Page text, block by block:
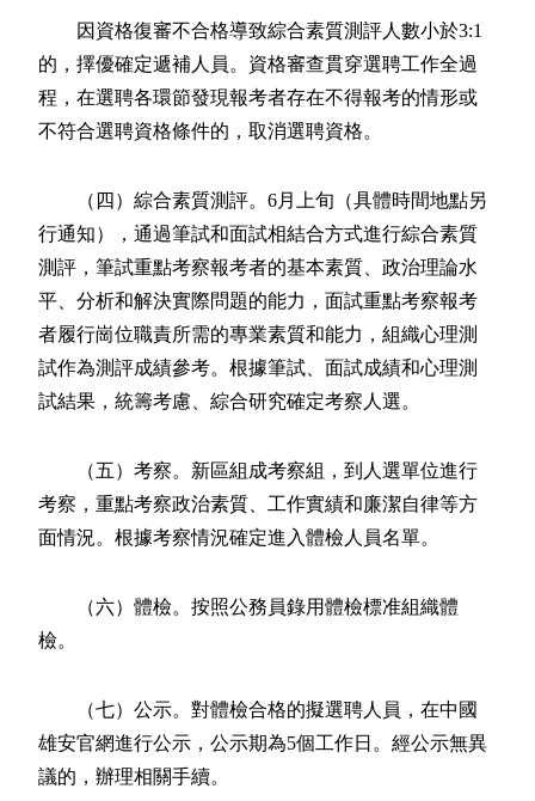
因資格復審不合格導致綜合素質測評人數小於3:1
的，擇優確定遞補人員。資格審查貫穿選聘工作全過
程，在選聘各環節發現報考者存在不得報考的情形或
不符合選聘資格條件的，取消選聘資格。
（四）綜合素質測評。6月上旬（具體時間地點另
行通知），通過筆試和面試相結合方式進行綜合素質
測評，筆試重點考察報考者的基本素質、政治理論水
平、分析和解決實際問題的能力，面試重點考察報考
者履行崗位職責所需的專業素質和能力，組織心理測
試作為測評成績參考。根據筆試、面試成績和心理測
試結果，統籌考慮、綜合研究確定考察人選。
（五）考察。新區組成考察組，到人選單位進行
考察，重點考察政治素質、工作實績和廉潔自律等方
面情況。根據考察情況確定進入體檢人員名單。
（六）體檢。按照公務員錄用體檢標准組織體
檢。
（七）公示。對體檢合格的擬選聘人員，在中國
雄安官網進行公示，公示期為5個工作日。經公示無異
議的，辦理相關手續。